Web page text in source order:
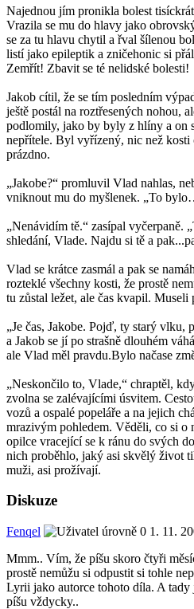
Najednou jím pronikla bolest
Vrazila se mu do hlavy jako
se za tu hlavu chytil a řval šílenou
listí jako epileptik a zničehonic si
Zemřít! Zbavit se té nelidské bolesti!
Jakob cítil, že se tím posledním
ještě postál na roztřesených nohou,
podlomily, jako by byly z hlíny a on
nepřítele. Byl vyřízený, nic než kosti
prázdno.
„Jakobe?“ promluvil Vlad nahlas,
vniknout mu do myšlenek. „To
„Nenávidím tě.“ zasípal vyčerpaně.
shledání, Vlade. Najdu si tě a
Vlad se krátce zasmál a pak se
rozteklé všechny kosti, že prostě
tu zůstal ležet, ale čas kvapil. Museli
„Je čas, Jakobe. Pojď, ty starý vlku,
a Jakob se jí po strašně dlouhém
ale Vlad měl pravdu.Bylo načase
„Neskončilo to, Vlade,“ chraptěl,
zvolna se zalévajícími úsvitem.
vozů a ospalé popeláře a na jejich
mrazivým pohledem. Věděli, co si o
opilce vracející se k ránu do svých
nich proběhlo, jaký asi skvělý život
muži, asi prožívají.
Diskuze
Fenqel
1. 11.
Mmm.. Vím, že píšu skoro čtyři
prostě nemůžu si odpustit si tohle
Lyrii jako autorce tohoto díla. A
píšu vždycky..